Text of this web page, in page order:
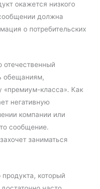
окажется низкого
должна
о потребительских
отечественный
обещаниям,
«премиум-класса». Как
негативную
компании или
сообщение.
заниматься
который